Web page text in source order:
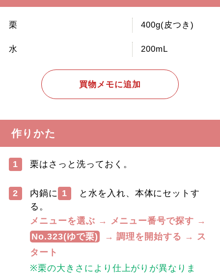
栗 400g(皮つき)
水 200mL
買物メモに追加
作りかた
1 栗はさっと洗っておく。
2 内鍋に 1
と水を入れ、本体にセットす
る。
メニューを選ぶ → メニュー番号で探す →
No.323(ゆで栗)
→ 調理を開始する → ス
タート
※栗の大きさにより仕上がりが異なりま